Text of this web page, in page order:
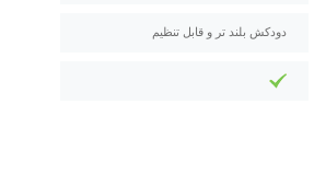
دودکش بلند تر و قابل تنظیم